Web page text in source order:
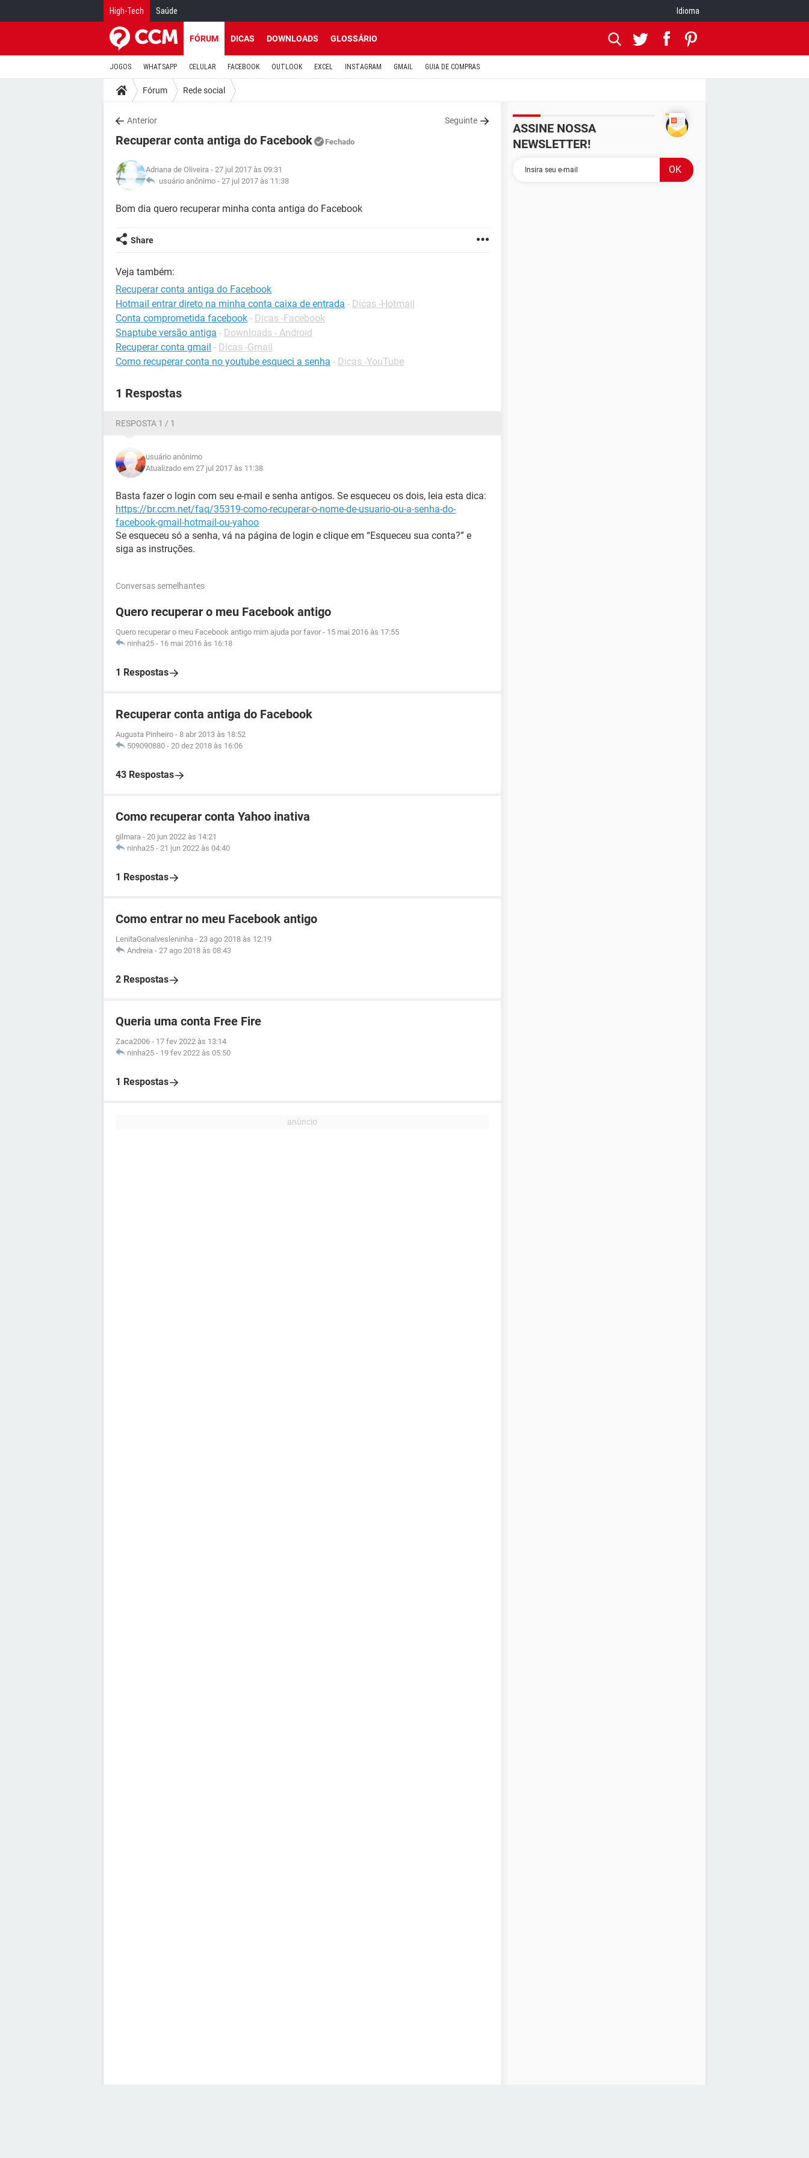
High-Tech Saúde Idioma
FÓRUM DICAS DOWNLOADS GLOSSÁRIO
JOGOS WHATSAPP CELULAR FACEBOOK OUTLOOK EXCEL INSTAGRAM GMAIL GUIA DE COMPRAS
Fórum Rede social
Anterior Seguinte
Recuperar conta antiga do Facebook Fechado
Adriana de Oliveira - 27 jul 2017 às 09:31
usuário anônimo - 27 jul 2017 às 11:38
Bom dia quero recuperar minha conta antiga do Facebook
Share
Veja também:
Recuperar conta antiga do Facebook
Hotmail entrar direto na minha conta caixa de entrada - Dicas -Hotmail
Conta comprometida facebook - Dicas -Facebook
Snaptube versão antiga - Downloads - Android
Recuperar conta gmail - Dicas -Gmail
Como recuperar conta no youtube esqueci a senha - Dicas -YouTube
1 Respostas
RESPOSTA 1 / 1
usuário anônimo
Atualizado em 27 jul 2017 às 11:38
Basta fazer o login com seu e-mail e senha antigos. Se esqueceu os dois, leia esta dica:
https://br.ccm.net/faq/35319-como-recuperar-o-nome-de-usuario-ou-a-senha-do-
facebook-gmail-hotmail-ou-yahoo
Se esqueceu só a senha, vá na página de login e clique em “Esqueceu sua conta?” e
siga as instruções.
Conversas semelhantes
Quero recuperar o meu Facebook antigo
Quero recuperar o meu Facebook antigo mim ajuda por favor - 15 mai 2016 às 17:55
ninha25 - 16 mai 2016 às 16:18
1 Respostas
Recuperar conta antiga do Facebook
Augusta Pinheiro - 8 abr 2013 às 18:52
509090880 - 20 dez 2018 às 16:06
43 Respostas
Como recuperar conta Yahoo inativa
gilmara - 20 jun 2022 às 14:21
ninha25 - 21 jun 2022 às 04:40
1 Respostas
Como entrar no meu Facebook antigo
LenitaGonalvesleninha - 23 ago 2018 às 12:19
Andreia - 27 ago 2018 às 08:43
2 Respostas
Queria uma conta Free Fire
Zaca2006 - 17 fev 2022 às 13:14
ninha25 - 19 fev 2022 às 05:50
1 Respostas
ASSINE NOSSA
NEWSLETTER!